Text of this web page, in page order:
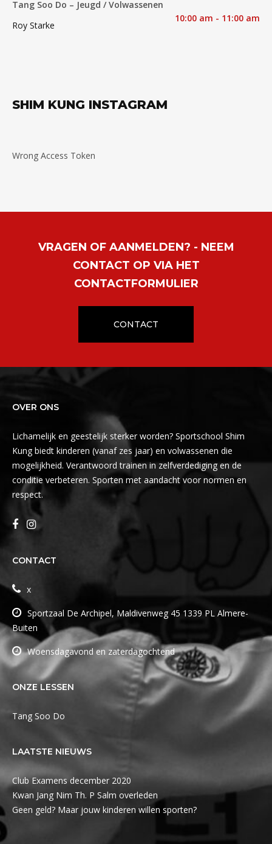
Tang Soo Do – Jeugd / Volwassenen
Roy Starke
10:00 am - 11:00 am
SHIM KUNG INSTAGRAM
Wrong Access Token
VRAGEN OF AANMELDEN? - NEEM
CONTACT OP VIA HET
CONTACTFORMULIER
CONTACT
OVER ONS
Lichamelijk en geestelijk sterker worden? Sportschool Shim
Kung biedt kinderen (vanaf zes jaar) en volwassenen die
mogelijkheid. Verantwoord trainen in zelfverdediging en de
conditie verbeteren. Sporten met aandacht voor normen en
respect.
CONTACT
x
Sportzaal De Archipel, Maldivenweg 45 1339 PL Almere-
Buiten
Woensdagavond en zaterdagochtend
ONZE LESSEN
Tang Soo Do
LAATSTE NIEUWS
Club Examens december 2020
Kwan Jang Nim Th. P Salm overleden
Geen geld? Maar jouw kinderen willen sporten?